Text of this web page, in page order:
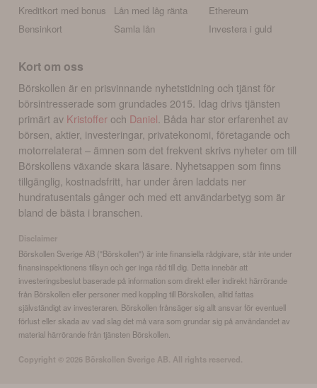
Kreditkort med bonus
Bensinkort
Lån med låg ränta
Samla lån
Ethereum
Investera i guld
Kort om oss
Börskollen är en prisvinnande nyhetstidning och tjänst för
börsintresserade som grundades 2015. Idag drivs tjänsten
primärt av Kristoffer och Daniel . Båda har stor erfarenhet av
börsen, aktier, investeringar, privatekonomi, företagande och
motorrelaterat – ämnen som det frekvent skrivs nyheter om till
Börskollens växande skara läsare. Nyhetsappen som finns
tillgänglig, kostnadsfritt, har under åren laddats ner
hundratusentals gånger och med ett användarbetyg som är
bland de bästa i branschen.
Disclaimer
Börskollen Sverige AB ("Börskollen") är inte finansiella rådgivare, står inte under
finansinspektionens tillsyn och ger inga råd till dig. Detta innebär att
investeringsbeslut baserade på information som direkt eller indirekt härrörande
från Börskollen eller personer med koppling till Börskollen, alltid fattas
självständigt av investeraren. Börskollen frånsäger sig allt ansvar för eventuell
förlust eller skada av vad slag det må vara som grundar sig på användandet av
material härrörande från tjänsten Börskollen.
Copyright © 2026 Börskollen Sverige AB. All rights reserved.